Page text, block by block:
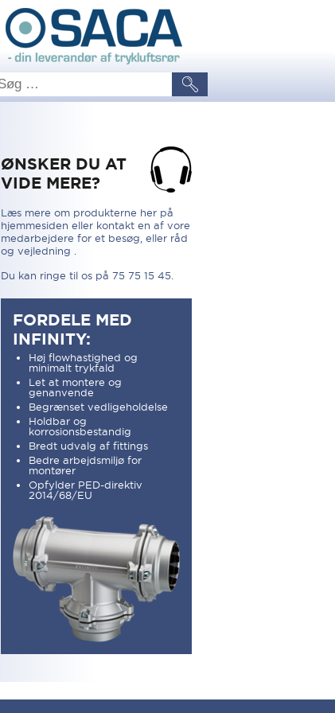
ØNSKER DU AT
VIDE MERE?
Læs mere om produkterne her på
hjemmesiden eller kontakt en af vore
medarbejdere for et besøg, eller råd
og vejledning .
Du kan ringe til os på 75 75 15 45.
FORDELE MED
INFINITY:
Høj flowhastighed og
minimalt trykfald
Let at montere og
genanvende
Begrænset vedligeholdelse
Holdbar og
korrosionsbestandig
Bredt udvalg af fittings
Bedre arbejdsmiljø for
montører
Opfylder PED-direktiv
2014/68/EU